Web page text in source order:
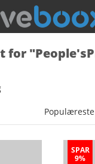
for
Populæreste
SPAR
9%